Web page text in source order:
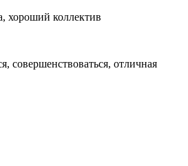
хороший коллектив
совершенствоваться, отличная